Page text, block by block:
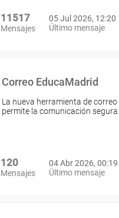
11517
Mensajes
05 Jul 2026, 12:20
Último mensaje
Correo EducaMadrid
La nueva herramienta de correo
permite la comunicación segura…
120
Mensajes
04 Abr 2026, 00:19
Último mensaje